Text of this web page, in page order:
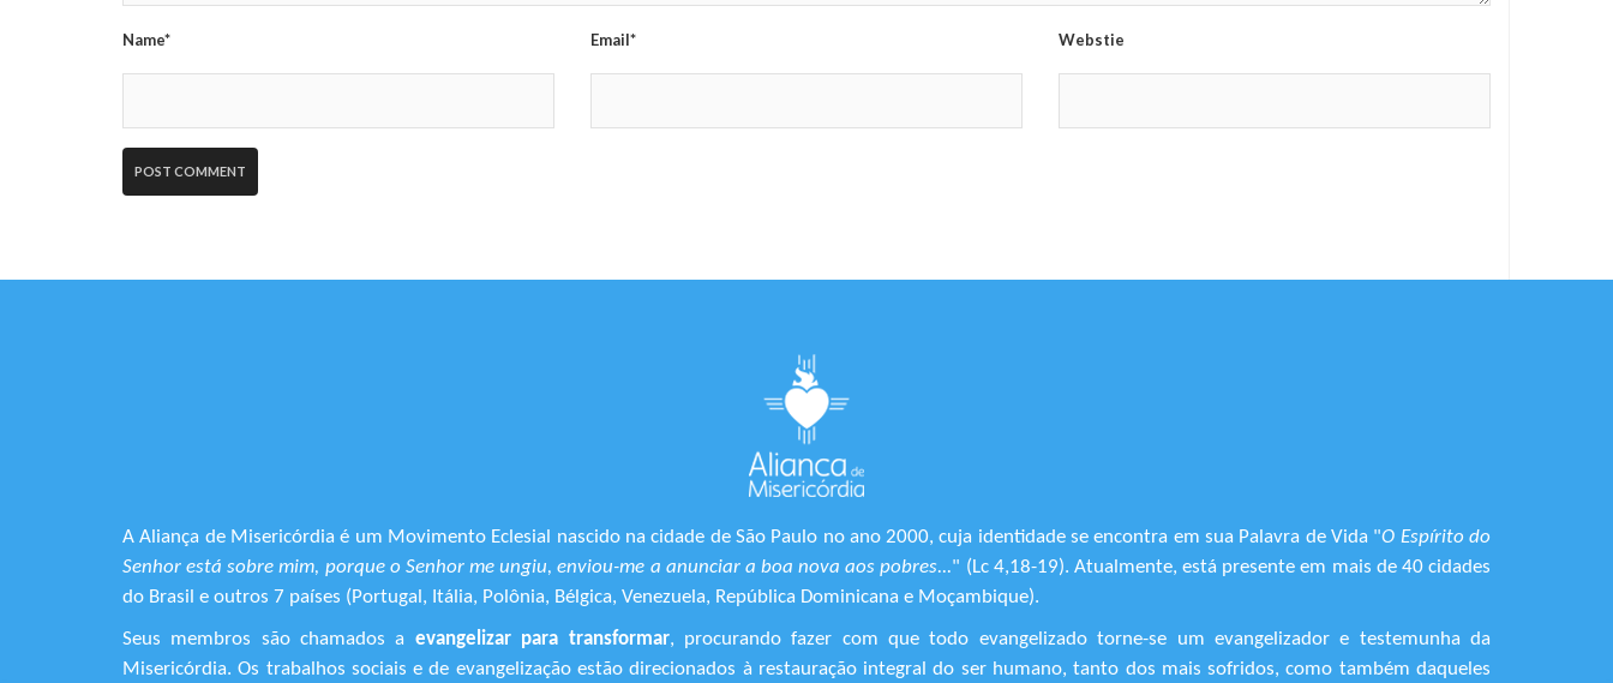
Name* Email* Webstie
A Aliança de Misericórdia é um Movimento Eclesial nascido na cidade de São Paulo no ano 2000, cuja identidade se encontra em sua Palavra de Vida "O Espírito do
Senhor está sobre mim, porque o Senhor me ungiu, enviou-me a anunciar a boa nova aos pobres..." (Lc 4,18-19). Atualmente, está presente em mais de 40 cidades
do Brasil e outros 7 países (Portugal, Itália, Polônia, Bélgica, Venezuela, República Dominicana e Moçambique).
Seus membros são chamados a evangelizar para transformar, procurando fazer com que todo evangelizado torne-se um evangelizador e testemunha da
Misericórdia. Os trabalhos sociais e de evangelização estão direcionados à restauração integral do ser humano, tanto dos mais sofridos, como também daqueles